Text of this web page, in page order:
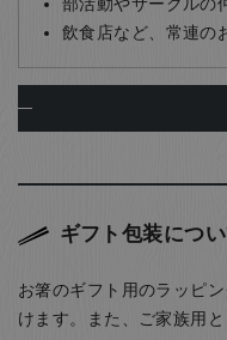
飲食店など、常連の
ギフト包装につ
お箸のギフト用のラッピ
けます。また、ご家族用